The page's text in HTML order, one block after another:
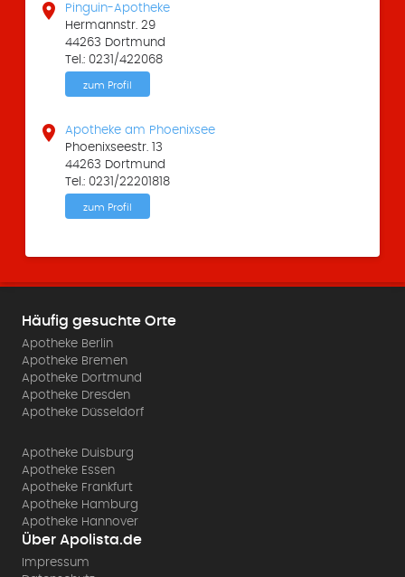

Pinguin-Apotheke
Hermannstr. 29
44263 Dortmund
Tel.: 0231/422068
zum Profil

Apotheke am Phoenixsee
Phoenixseestr. 13
44263 Dortmund
Tel.: 0231/22201818
zum Profil
Häufig gesuchte Orte
Apotheke Berlin
Apotheke Bremen
Apotheke Dortmund
Apotheke Dresden
Apotheke Düsseldorf
Apotheke Duisburg
Apotheke Essen
Apotheke Frankfurt
Apotheke Hamburg
Apotheke Hannover
Über Apolista.de
Impressum